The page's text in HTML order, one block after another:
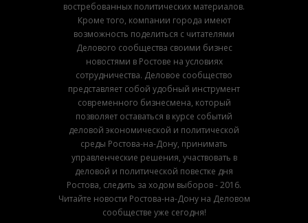
востребованных политических материалов.
Кроме того, компании города имеют
возможность поделиться с читателями
Делового сообщества своими бизнес
новостями в Ростове на условиях
сотрудничества. Деловое сообщество
представляет собой удобный инструмент
современного бизнесмена, который
позволяет оставаться в курсе событий
деловой экономической и политической
среды Ростова-на-Дону, принимать
управленческие решения, участвовать в
деловой и политической повестке дня
Ростова, следить за ходом выборов - 2016.
Читайте новости Ростова-на-Дону на Деловом
сообществе уже сегодня!